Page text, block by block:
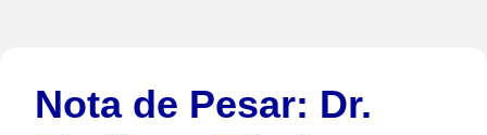
Nota de Pesar: Dr.